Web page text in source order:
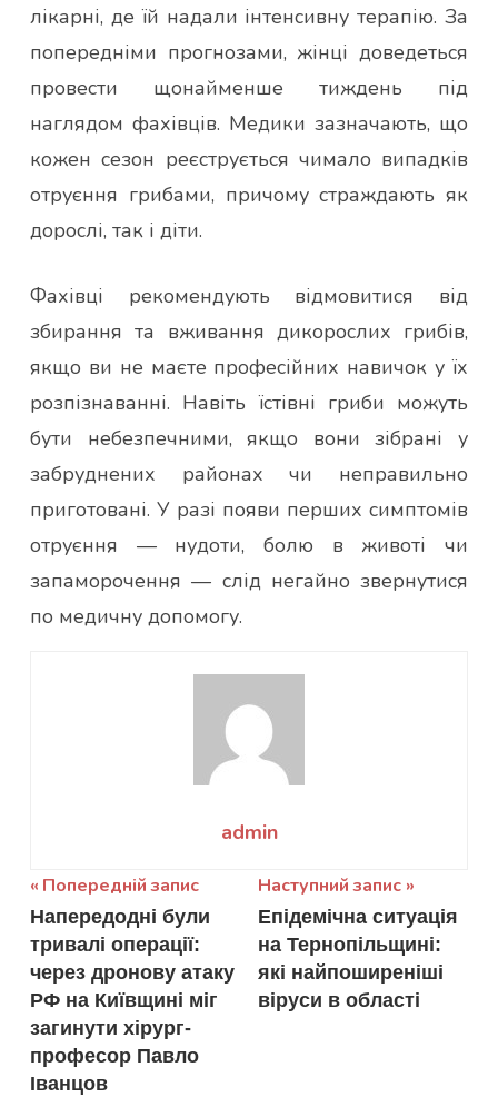
лікарні, де їй надали інтенсивну терапію. За
попередніми прогнозами, жінці доведеться
провести щонайменше тиждень під
наглядом фахівців. Медики зазначають, що
кожен сезон реєструється чимало випадків
отруєння грибами, причому страждають як
дорослі, так і діти.
Фахівці рекомендують відмовитися від
збирання та вживання дикорослих грибів,
якщо ви не маєте професійних навичок у їх
розпізнаванні. Навіть їстівні гриби можуть
бути небезпечними, якщо вони зібрані у
забруднених районах чи неправильно
приготовані. У разі появи перших симптомів
отруєння — нудоти, болю в животі чи
запаморочення — слід негайно звернутися
по медичну допомогу.
admin
Навігація
записів
Попередній запис
Напередодні були
тривалі операції:
через дронову атаку
РФ на Київщині міг
загинути хірург-
професор Павло
Іванцов
Наступний запис
Епідемічна ситуація
на Тернопільщині:
які найпоширеніші
віруси в області